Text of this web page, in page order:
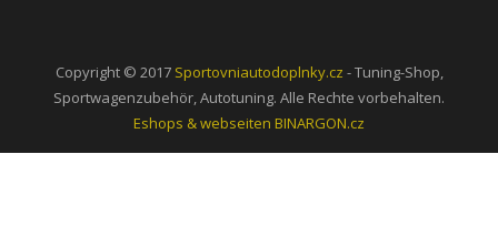
Copyright © 2017 Sportovniautodoplnky.cz - Tuning-Shop,
Sportwagenzubehör, Autotuning. Alle Rechte vorbehalten.
Eshops & webseiten BINARGON.cz